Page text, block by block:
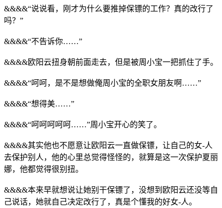
&&&&“说说看，刚才为什么要推掉保镖的工作？真的改行了
吗？”
&&&&“不告诉你……”
&&&&欧阳云扭身朝前面走去，但是被周小宝一把抓住了手。
&&&&“呵呵，是不是想做俺周小宝的全职女朋友啊……”
&&&&“想得美……”
&&&&“呵呵呵呵呵……”周小宝开心的笑了。
&&&&其实他也不愿意让欧阳云一直做保镖，让自己的女-人
去保护别人，他的心里总觉得怪怪的，就算是这一次保护夏丽
娜，他都觉得很别扭。
&&&&本来早就想说让她别干保镖了，没想到欧阳云还没等自
己说话，她就自己决定改行了，真是个懂我的好女-人。